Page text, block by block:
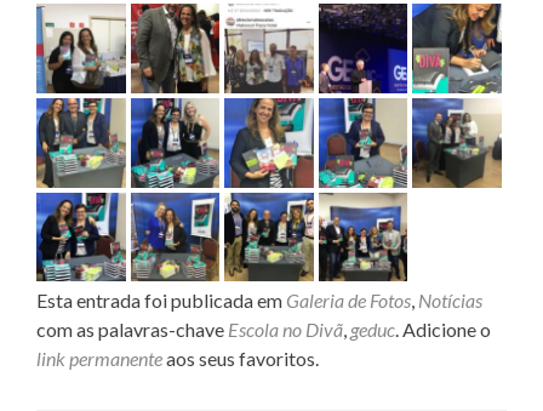
Esta entrada foi publicada em Galeria de Fotos, Notícias
com as palavras-chave Escola no Divã, geduc. Adicione o
link permanenteaos seus favoritos.